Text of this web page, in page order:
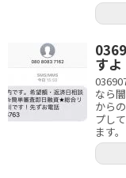
すよ
なら
から
プし
ます。